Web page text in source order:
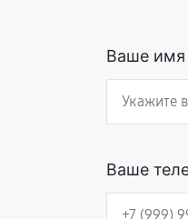
Ваше имя
Ваше